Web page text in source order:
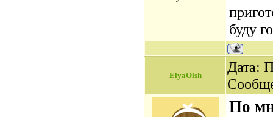
буду
ElyaOlsh
Дата:
По